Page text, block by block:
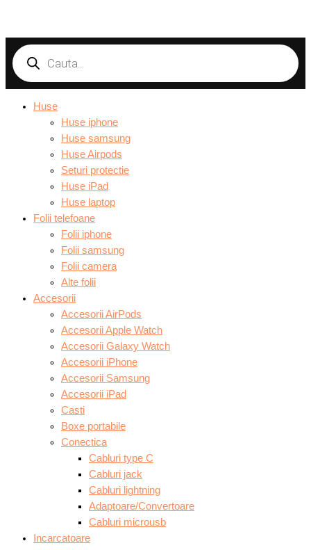
search
Huse
Huse iphone
Huse samsung
Huse Airpods
Seturi protectie
Huse iPad
Huse laptop
Folii telefoane
Folii iphone
Folii samsung
Folii camera
Alte folii
Accesorii
Accesorii AirPods
Accesorii Apple Watch
Accesorii Galaxy Watch
Accesorii iPhone
Accesorii Samsung
Accesorii iPad
Casti
Boxe portabile
Conectica
Cabluri type C
Cabluri jack
Cabluri lightning
Adaptoare/Convertoare
Cabluri microusb
Incarcatoare